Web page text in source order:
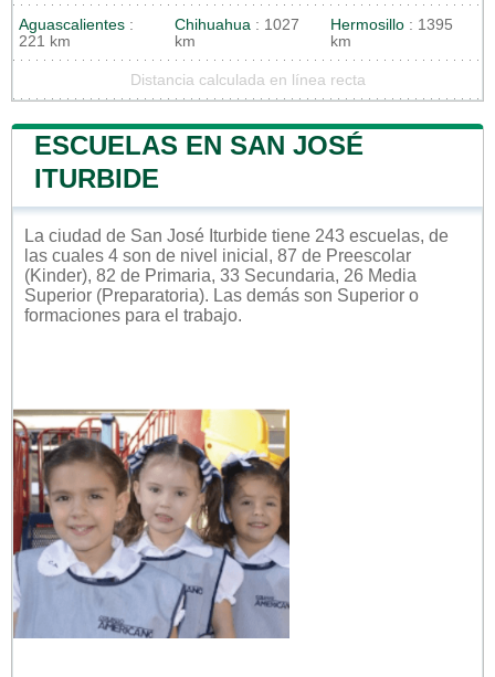
Aguascalientes :
221 km
Chihuahua : 1027
km
Hermosillo : 1395
km
Distancia calculada en línea recta
ESCUELAS EN SAN JOSÉ
ITURBIDE
La ciudad de San José Iturbide tiene 243 escuelas, de
las cuales 4 son de nivel inicial, 87 de Preescolar
(Kinder), 82 de Primaria, 33 Secundaria, 26 Media
Superior (Preparatoria). Las demás son Superior o
formaciones para el trabajo.